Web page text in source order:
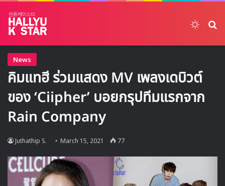
News
คิมแทฮี ร่วมแสดง MV เพลงเดบิวต์
ของ ‘Ciipher’ บอยกรุปทีมแรกจาก
Rain Company
Juthathip S. March 15, 2021 77